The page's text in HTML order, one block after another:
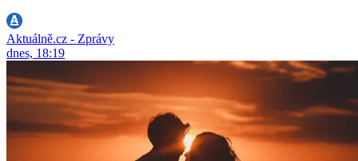
Aktuálně.cz - Zprávy
dnes, 18:19